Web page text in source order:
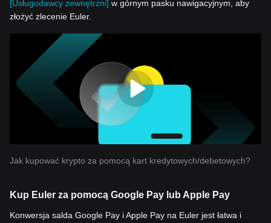
[Usługodawcy zewnętrzni] w górnym pasku nawigacyjnym, aby
złożyć zlecenie Euler.
Jak kupować krypto za pomocą kart kredytowych/debetowych?
Kup Euler za pomocą Google Pay lub Apple Pay
Konwersja salda Google Pay i Apple Pay na Euler jest łatwa i